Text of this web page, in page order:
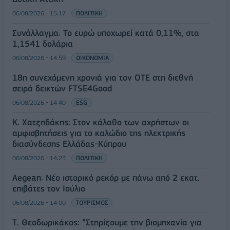
06/08/2026 - 15:17 ΠΟΛΙΤΙΚΗ
Συνάλλαγμα: Το ευρώ υποχωρεί κατά 0,11%, στα
1,1541 δολάρια
06/08/2026 - 14:59 ΟΙΚΟΝΟΜΙΑ
18η συνεχόμενη χρονιά για τον ΟΤΕ στη διεθνή
σειρά δεικτών FTSE4Good
06/08/2026 - 14:40 ESG
Κ. Χατζηδάκης: Στον κάλαθο των αχρήστων οι
αμφισβητήσεις για το καλώδιο της ηλεκτρικής
διασύνδεσης Ελλάδας-Κύπρου
06/08/2026 - 14:23 ΠΟΛΙΤΙΚΗ
Aegean: Νέο ιστορικό ρεκόρ με πάνω από 2 εκατ.
επιβάτες τον Ιούλιο
06/08/2026 - 14:00 ΤΟΥΡΙΣΜΟΣ
Τ. Θεοδωρικάκος: “Στηρίζουμε την βιομηχανία για